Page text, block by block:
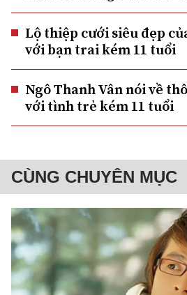
Lộ thiệp cưới siêu đẹp
với bạn trai kém 11 tuổi
Ngô Thanh Vân nói về
với tình trẻ kém 11 tuổi
CÙNG CHUYÊN MỤC